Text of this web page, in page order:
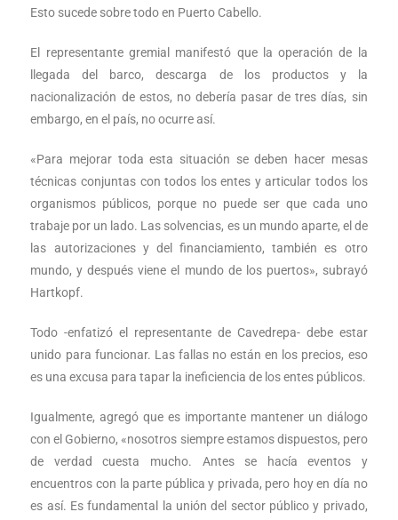
Esto sucede sobre todo en Puerto Cabello.
El representante gremial manifestó que la operación de la
llegada del barco, descarga de los productos y la
nacionalización de estos, no debería pasar de tres días, sin
embargo, en el país, no ocurre así.
«Para mejorar toda esta situación se deben hacer mesas
técnicas conjuntas con todos los entes y articular todos los
organismos públicos, porque no puede ser que cada uno
trabaje por un lado. Las solvencias, es un mundo aparte, el de
las autorizaciones y del financiamiento, también es otro
mundo, y después viene el mundo de los puertos», subrayó
Hartkopf.
Todo -enfatizó el representante de Cavedrepa- debe estar
unido para funcionar. Las fallas no están en los precios, eso
es una excusa para tapar la ineficiencia de los entes públicos.
Igualmente, agregó que es importante mantener un diálogo
con el Gobierno, «nosotros siempre estamos dispuestos, pero
de verdad cuesta mucho. Antes se hacía eventos y
encuentros con la parte pública y privada, pero hoy en día no
es así. Es fundamental la unión del sector público y privado,